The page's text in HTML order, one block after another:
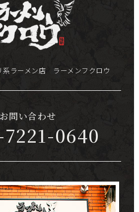
系ラーメン店 ラーメンフクロウ
お問い合わせ
0640